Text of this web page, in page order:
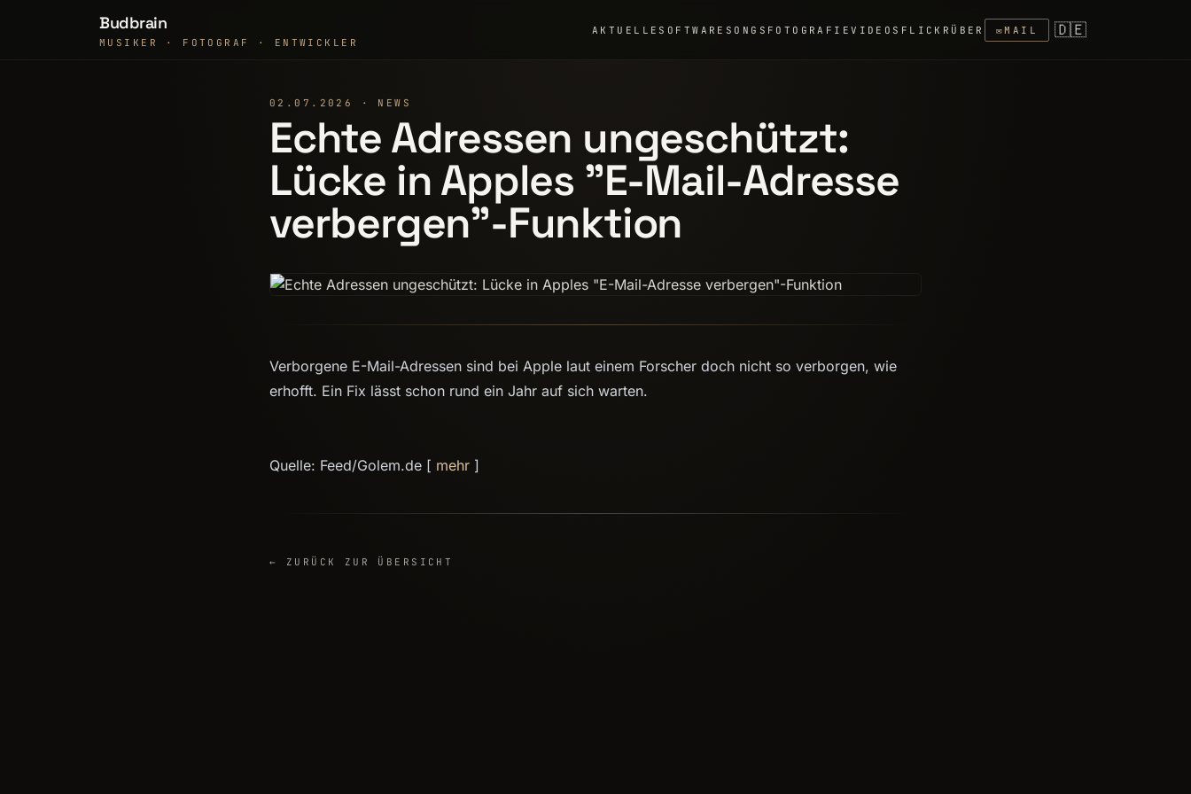
Budbrain
MUSIKER · FOTOGRAF · ENTWICKLER
AKTUELLE SOFTWARE SONGS FOTOGRAFIEVIDEOS FLICKR ÜBER ✉MAIL 🇩🇪
02.07.2026 · NEWS
Echte Adressen ungeschützt:
Lücke in Apples "E-Mail-Adresse
verbergen"-Funktion
Verborgene E-Mail-Adressen sind bei Apple laut einem Forscher doch nicht so verborgen, wie
erhofft. Ein Fix lässt schon rund ein Jahr auf sich warten.
Quelle: Feed/Golem.de [ mehr ]
← ZURÜCK ZUR ÜBERSICHT